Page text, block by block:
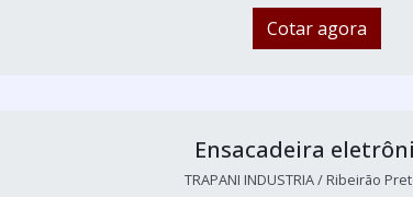
Cotar agora
Ensacadeira
TRAPANI INDUSTRIA / Ribeirão